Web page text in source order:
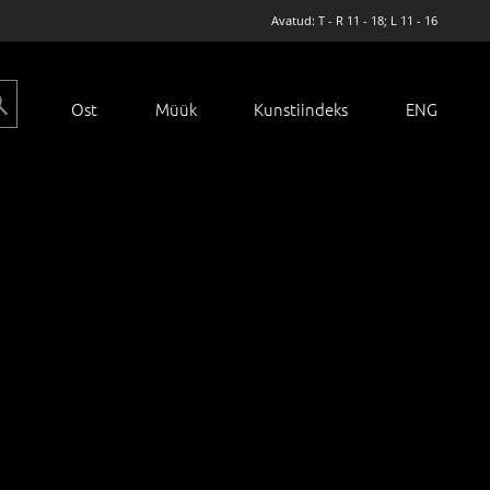
Avatud: T - R 11 - 18; L 11 - 16
Ost Müük Kunstiindeks ENG